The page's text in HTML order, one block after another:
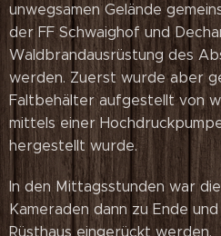
unwegsamen Gelände
der FF Schwaighof und
Waldbrandausrüstung des
werden. Zuerst wurde aber
Faltbehälter aufgestellt von
mittels einer
hergestellt wurde.
In den Mittagsstunden war
Kameraden dann zu Ende
Rüsthaus eingerückt werden.